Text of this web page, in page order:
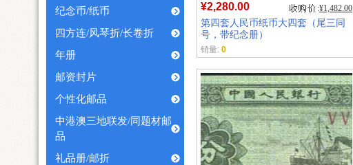
纪念币/纸币
四方连/风琴折/长卷折
年册
邮资封片
个性化邮品
中港澳三地联发/同题材邮
品
礼品册/邮折
¥2,280.00 ¥1,482.00
第四套人民币纸币大四套（尾三同
号，带纪念册）
销量: 0